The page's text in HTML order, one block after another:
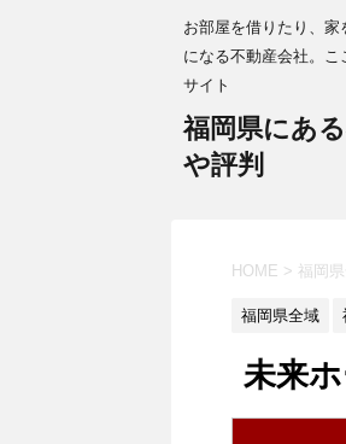
お部屋を借りたり、
になる不動産会社。
サイト
福岡県にあ
や評判
HOME > 福岡
福岡県全域
未来ホ